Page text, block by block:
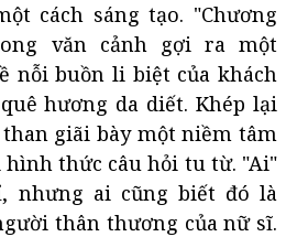
cách sáng tạo. "Chương
văn cảnh gợi ra một
nỗi buồn li biệt của khách
hương da diết. Khép lại
giãi bày một niềm tâm
hình thức câu hỏi tu từ. "Ai"
nhưng ai cũng biết đó là
thân thương của nữ sĩ.